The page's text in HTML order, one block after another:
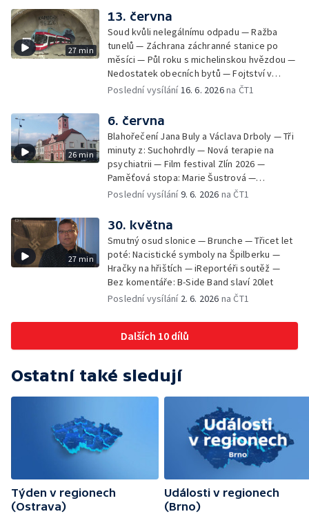
27 min
13. června
Soud kvůli nelegálnímu odpadu — Ražba
tunelů — Záchrana záchranné stanice po
měsíci — Půl roku s michelinskou hvězdou —
Nedostatek obecních bytů — Fojtství v
Jasenné — iReportéři soutěž
Poslední vysílání16. 6. 2026na ČT1
26 min
6. června
Blahořečení Jana Buly a Václava Drboly — Tři
minuty z: Suchohrdly — Nová terapie na
psychiatrii — Film festival Zlín 2026 —
Paměťová stopa: Marie Šustrová —
iReportéři soutěž — Bez komentáře:
Poslední vysílání9. 6. 2026 na ČT1
27 min
30. května
Smutný osud slonice — Brunche — Třicet let
poté: Nacistické symboly na Špilberku —
Hračky na hřištích — iReportéři soutěž —
Bez komentáře: B-Side Band slaví 20let
Poslední vysílání 2. 6. 2026 na ČT1
Dalších 10 dílů
Ostatní také sledují
Týden v regionech
(Ostrava)
Události v regionech
(Brno)